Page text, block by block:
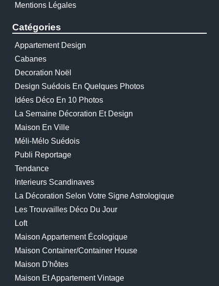
Mentions Légales
Catégories
Appartement Design
Cabanes
Decoration Noël
Design Suédois En Quelques Photos
Idées Déco En 10 Photos
La Semaine Décoration Et Design
Maison En Ville
Méli-Mélo Suédois
Publi Reportage
Tendance
Interieurs Scandinaves
La Décoration Selon Votre Signe Astrologique
Les Trouvailles Déco Du Jour
Loft
Maison Appartement Écologique
Maison Container/container House
Maison D'hôtes
Maison Et Appartement Vintage